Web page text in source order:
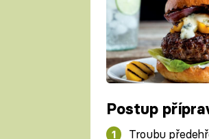
Postup
Troubu